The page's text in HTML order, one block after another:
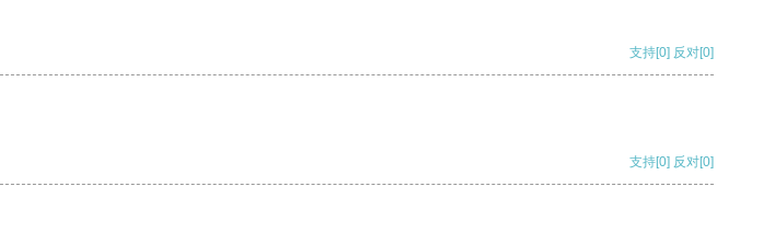
支持[0] 反对[0]
支持[0] 反对[0]